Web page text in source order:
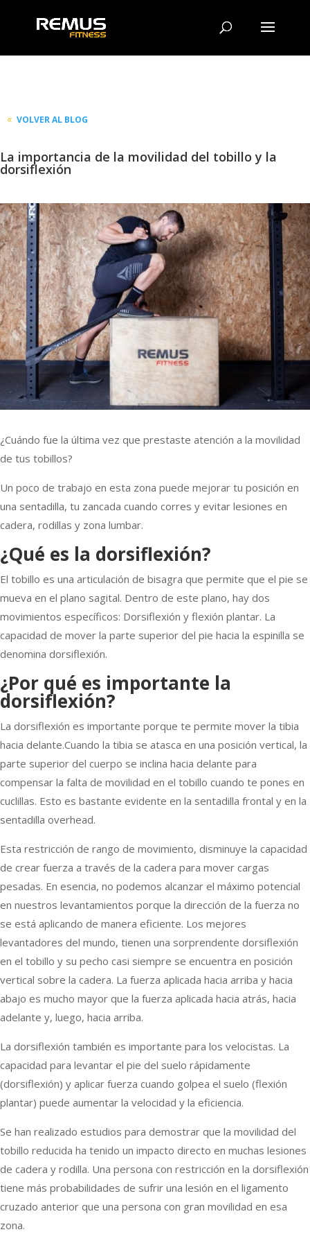
VOLVER AL BLOG
La importancia de la movilidad del tobillo y la
dorsiflexión
¿Cuándo fue la última vez que prestaste atención a la movilidad
de tus tobillos?
Un poco de trabajo en esta zona puede mejorar tu posición en
una sentadilla, tu zancada cuando corres y evitar lesiones en
cadera, rodillas y zona lumbar.
¿Qué es la dorsiflexión?
El tobillo es una articulación de bisagra que permite que el pie se
mueva en el plano sagital. Dentro de este plano, hay dos
movimientos específicos: Dorsiflexión y flexión plantar. La
capacidad de mover la parte superior del pie hacia la espinilla se
denomina dorsiflexión.
¿Por qué es importante la
dorsiflexión?
La dorsiflexión es importante porque te permite mover la tibia
hacia delante.Cuando la tibia se atasca en una posición vertical, la
parte superior del cuerpo se inclina hacia delante para
compensar la falta de movilidad en el tobillo cuando te pones en
cuclillas. Esto es bastante evidente en la sentadilla frontal y en la
sentadilla overhead.
Esta restricción de rango de movimiento, disminuye la capacidad
de crear fuerza a través de la cadera para mover cargas
pesadas. En esencia, no podemos alcanzar el máximo potencial
en nuestros levantamientos porque la dirección de la fuerza no
se está aplicando de manera eficiente. Los mejores
levantadores del mundo, tienen una sorprendente dorsiflexión
en el tobillo y su pecho casi siempre se encuentra en posición
vertical sobre la cadera. La fuerza aplicada hacia arriba y hacia
abajo es mucho mayor que la fuerza aplicada hacia atrás, hacia
adelante y, luego, hacia arriba.
La dorsiflexión también es importante para los velocistas. La
capacidad para levantar el pie del suelo rápidamente
(dorsiflexión) y aplicar fuerza cuando golpea el suelo (flexión
plantar) puede aumentar la velocidad y la eficiencia.
Se han realizado estudios para demostrar que la movilidad del
tobillo reducida ha tenido un impacto directo en muchas lesiones
de cadera y rodilla. Una persona con restricción en la dorsiflexión
tiene más probabilidades de sufrir una lesión en el ligamento
cruzado anterior que una persona con gran movilidad en esa
zona.